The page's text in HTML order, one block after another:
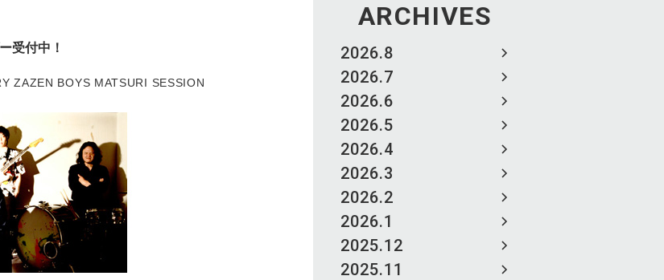
ARCHIVES
2026.8
2026.7
2026.6
2026.5
2026.4
2026.3
2026.2
2026.1
2025.12
2025.11
受付中！
ZAZEN BOYS MATSURI SESSION